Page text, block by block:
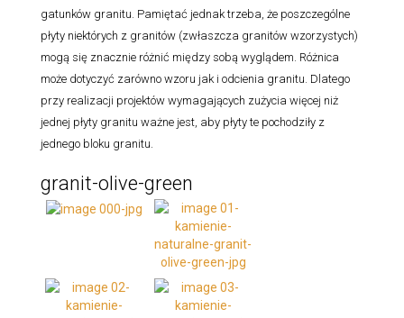
gatunków granitu. Pamiętać jednak trzeba, że poszczególne
płyty niektórych z granitów (zwłaszcza granitów wzorzystych)
mogą się znacznie różnić między sobą wyglądem. Różnica
może dotyczyć zarówno wzoru jak i odcienia granitu. Dlatego
przy realizacji projektów wymagających zużycia więcej niż
jednej płyty granitu ważne jest, aby płyty te pochodziły z
jednego bloku granitu.
granit-olive-green